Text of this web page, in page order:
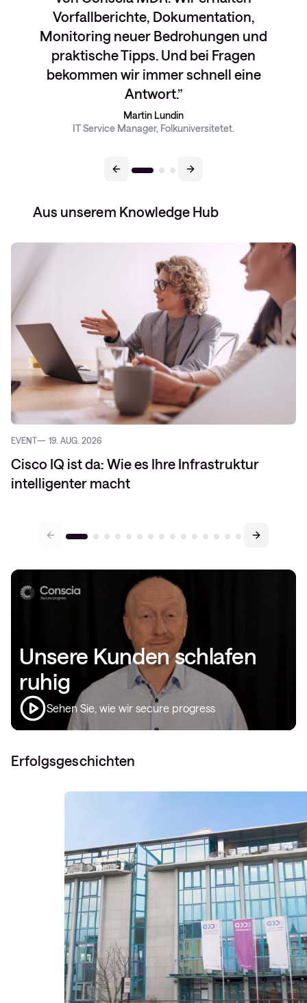
Vorfallberichte, Dokumentation,
Monitoring neuer Bedrohungen und
praktische Tipps. Und bei Fragen
bekommen wir immer schnell eine
Antwort.
Martin Lundin
IT Service Manager, Folkuniversitetet.
Aus unserem Knowledge Hub
EVENT 19. AUG. 2026
Cisco IQ ist da: Wie es Ihre Infrastruktur
intelligenter macht
Unsere Kunden schlafen
ruhig
Sehen Sie, wie wir secure progress
Erfolgsgeschichten